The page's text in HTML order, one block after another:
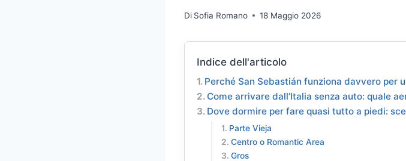
Di Sofia Romano 18 Maggio 2026
Indice dell'articolo
Perché San Sebastián funziona davvero per
Come arrivare dall’Italia senza auto: quale
Dove dormire per fare quasi tutto a piedi:
Parte Vieja
Centro o Romantic Area
Gros